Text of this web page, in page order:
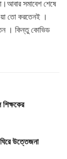
সমাবেশ শেষে
তো করতেনই ।
। কিন্তু কোভিড
উত্তেজনা